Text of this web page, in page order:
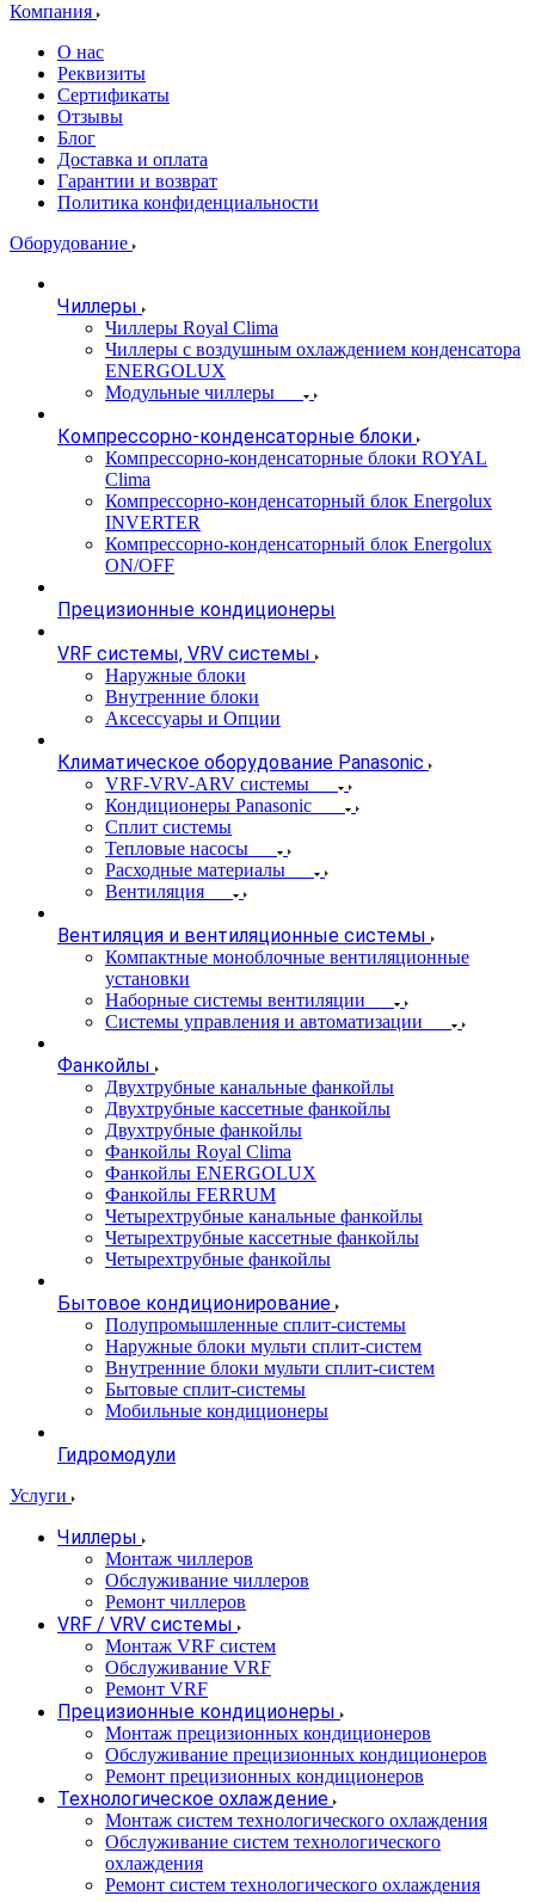
Компания
О нас
Реквизиты
Сертификаты
Отзывы
Блог
Доставка и оплата
Гарантии и возврат
Политика конфиденциальности
Оборудование
Чиллеры
Чиллеры Royal Clima
Чиллеры с воздушным охлаждением конденсатора
ENERGOLUX
Модульные чиллеры
Компрессорно-конденсаторные блоки
Компрессорно-конденсаторные блоки ROYAL
Clima
Компрессорно-конденсаторный блок Energolux
INVERTER
Компрессорно-конденсаторный блок Energolux
ON/OFF
Прецизионные кондиционеры
VRF системы, VRV системы
Наружные блоки
Внутренние блоки
Аксессуары и Опции
Климатическое оборудование Panasonic
VRF-VRV-ARV системы
Кондиционеры Panasonic
Сплит системы
Тепловые насосы
Расходные материалы
Вентиляция
Вентиляция и вентиляционные системы
Компактные моноблочные вентиляционные
установки
Наборные системы вентиляции
Системы управления и автоматизации
Фанкойлы
Двухтрубные канальные фанкойлы
Двухтрубные кассетные фанкойлы
Двухтрубные фанкойлы
Фанкойлы Royal Clima
Фанкойлы ENERGOLUX
Фанкойлы FERRUM
Четырехтрубные канальные фанкойлы
Четырехтрубные кассетные фанкойлы
Четырехтрубные фанкойлы
Бытовое кондиционирование
Полупромышленные сплит-системы
Наружные блоки мульти сплит-систем
Внутренние блоки мульти сплит-систем
Бытовые сплит-системы
Мобильные кондиционеры
Гидромодули
Услуги
Чиллеры
Монтаж чиллеров
Обслуживание чиллеров
Ремонт чиллеров
VRF / VRV системы
Монтаж VRF систем
Обслуживание VRF
Ремонт VRF
Прецизионные кондиционеры
Монтаж прецизионных кондиционеров
Обслуживание прецизионных кондиционеров
Ремонт прецизионных кондиционеров
Технологическое охлаждение
Монтаж систем технологического охлаждения
Обслуживание систем технологического
охлаждения
Ремонт систем технологического охлаждения